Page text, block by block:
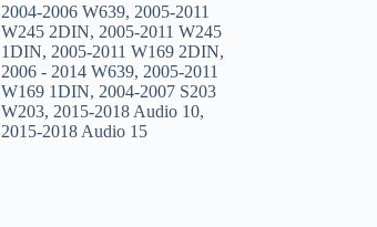
2004-2006 W639, 2005-2011
W245 2DIN, 2005-2011 W245
1DIN, 2005-2011 W169 2DIN,
2006 - 2014 W639, 2005-2011
W169 1DIN, 2004-2007 S203
W203, 2015-2018 Audio 10,
2015-2018 Audio 15